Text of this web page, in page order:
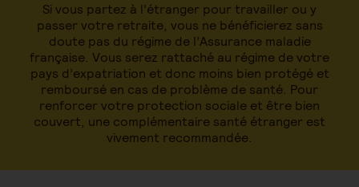
Si vous partez à l’étranger pour travailler ou y
passer votre retraite, vous ne bénéficierez sans
doute pas du régime de l’Assurance maladie
française. Vous serez rattaché au régime de votre
pays d’expatriation et donc moins bien protégé et
remboursé en cas de problème de santé. Pour
renforcer votre protection sociale et être bien
couvert, une complémentaire santé étranger est
vivement recommandée.